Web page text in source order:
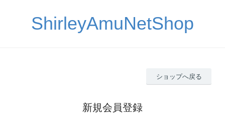
ShirleyAmuNetShop
ショップへ戻る
新規会員登録